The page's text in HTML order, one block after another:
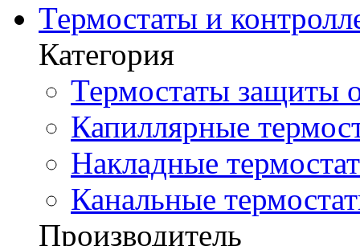
Термостаты и
Категория
Термостаты защиты
Капиллярные
Накладные
Канальные
Производитель